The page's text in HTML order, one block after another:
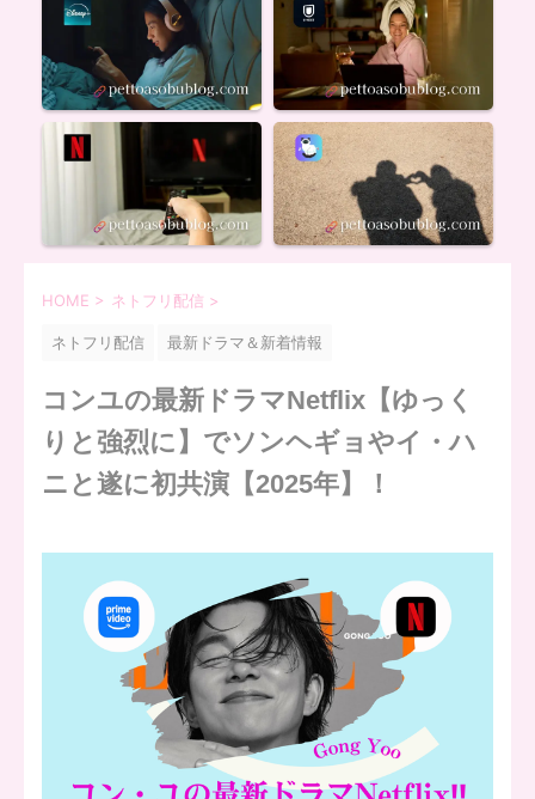
HOME > ネトフリ配信 >
ネトフリ配信 最新ドラマ＆新着情報
コンユの最新ドラマNetflix【ゆっく
りと強烈に】でソンヘギョやイ・ハ
ニと遂に初共演【2025年】！